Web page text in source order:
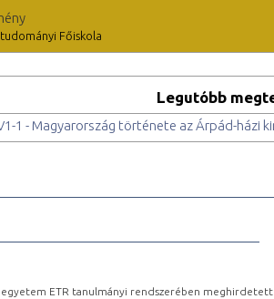
Főiskola
Legutóbb
1 - Magyarország története az Árpád-házi
egyetem ETR tanulmányi rendszerében